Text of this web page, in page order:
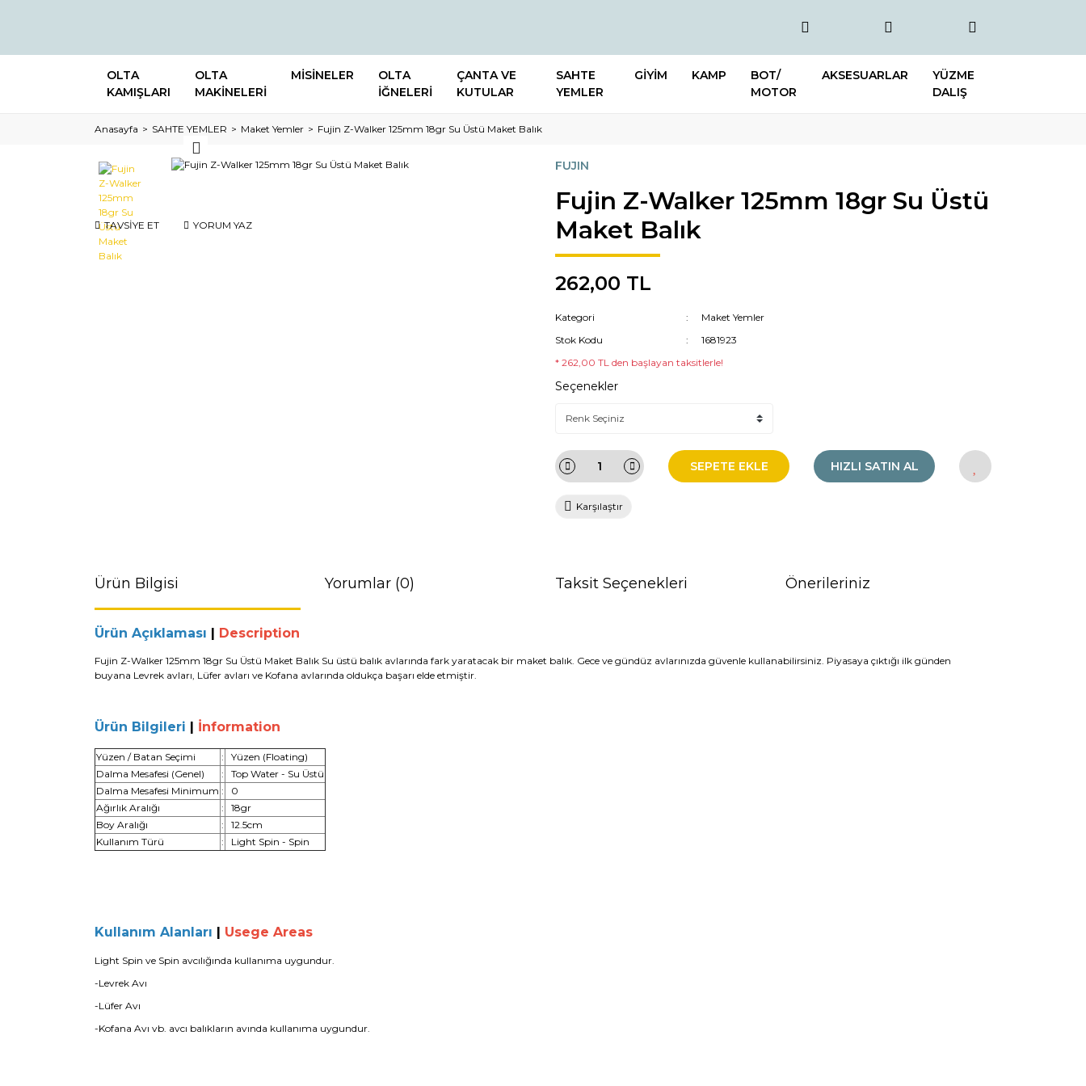
OLTA
KAMIŞLARI
OLTA
MAKİNELERİ
MİSİNELER
OLTA
İĞNELERİ
ÇANTA VE
KUTULAR
SAHTE
YEMLER
GİYİM KAMP
BOT/
MOTOR
AKSESUARLAR
YÜZME
DALIŞ
Anasayfa SAHTE YEMLER Maket Yemler Fujin Z-Walker 125mm 18gr Su Üstü Maket Balık
TAVSİYE ET YORUM YAZ
FUJIN
Fujin Z-Walker 125mm 18gr Su Üstü
Maket Balık
262,00 TL
Kategori
Maket Yemler
Stok Kodu
1681923
* 262,00 TL den başlayan taksitlerle!
Seçenekler
SEPETE EKLE HIZLI SATIN AL
Karşılaştır
Ürün Bilgisi Yorumlar (0) Taksit Seçenekleri Önerileriniz
Ürün Açıklaması | Description
Fujin Z-Walker 125mm 18gr Su Üstü Maket Balık Su üstü balık avlarında fark yaratacak bir maket balık. Gece ve gündüz avlarınızda güvenle kullanabilirsiniz. Piyasaya çıktığı ilk günden
buyana Levrek avları, Lüfer avları ve Kofana avlarında oldukça başarı elde etmiştir.
Ürün Bilgileri | İnformation
Yüzen / Batan Seçimi :
Yüzen (Floating)
Dalma Mesafesi (Genel)
:
Top Water - Su Üstü
Dalma Mesafesi Minimum :
0
Ağırlık Aralığı
:
18gr
Boy Aralığı
:
12.5cm
Kullanım Türü
: Light Spin - Spin
Kullanım Alanları | Usege Areas
Light Spin ve Spin avcılığında kullanıma uygundur.
-Levrek Avı
-Lüfer Avı
-Kofana Avı vb. avcı balıkların avında kullanıma uygundur.